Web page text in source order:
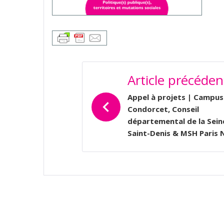
L’ARTICLE
Article
Appel à projets | Campus
Condorcet, Conseil
départemental de la
Saint-Denis & MSH Paris